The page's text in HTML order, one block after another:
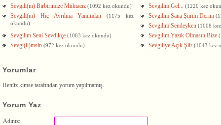
Sevgili(m) Birbirimize Muhtacız (1092 kez okundu) Sevgilim Gel... (1220 kez
Sevgili(m) Hiç Ayrılma Yanımdan(1175 kez
okundu)
Sevgilim Sana Şiirim Derim
Sevgilim Sendeyken (1008
Sevgilim Seni Sevdikçe (1083 kez okundu) Sevgilim Yazık Olmasın Bize
Sevgi(li)msin (972 kez okundu) Sevgiliye Açık Şiir (1043 kez
Yorumlar
Henüz kimse tarafından yorum yapılmamış.
Yorum Yaz
Adınız: